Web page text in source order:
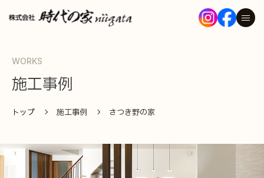
トップ
コンセプト
仕様・性能・設備
WORKS
施工事例
トップ 施工事例 さつき野の家